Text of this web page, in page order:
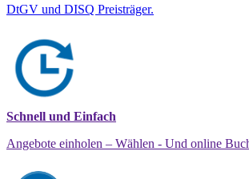
DtGV und DISQ Preisträger.
Schnell und Einfach
Angebote einholen – Wählen - Und online